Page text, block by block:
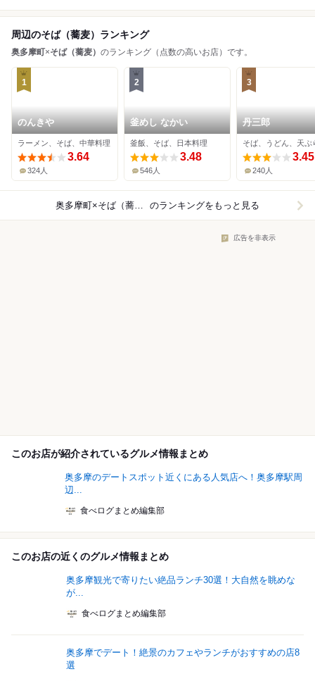
周辺のそば（蕎麦）ランキング
奥多摩町×そば（蕎麦） のランキング（点数の高いお店）です。
1
のんきや
ラーメン、そば、中華料理
3.64
324人
2
釜めし なかい
釜飯、そば、日本料理
3.48
546人
3
丹三郎
そば、うどん、天ぷ
3.45
240人
奥多摩町×そば（蕎麦） のランキングをもっと見る
広告を非表示
このお店が紹介されているグルメ情報まとめ
奥多摩のデートスポット近くにある人気店へ！奥多摩駅周
辺...
食べログまとめ編集部
このお店の近くのグルメ情報まとめ
奥多摩観光で寄りたい絶品ランチ30選！大自然を眺めな
が...
食べログまとめ編集部
奥多摩でデート！絶景のカフェやランチがおすすめの店8
選